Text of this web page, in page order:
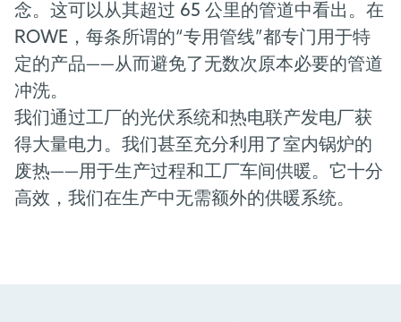
念。这可以从其超过 65 公里的管道中看出。在
ROWE，每条所谓的“专用管线”都专门用于特
定的产品——从而避免了无数次原本必要的管道
冲洗。
我们通过工厂的光伏系统和热电联产发电厂获
得大量电力。我们甚至充分利用了室内锅炉的
废热——用于生产过程和工厂车间供暖。它十分
高效，我们在生产中无需额外的供暖系统。